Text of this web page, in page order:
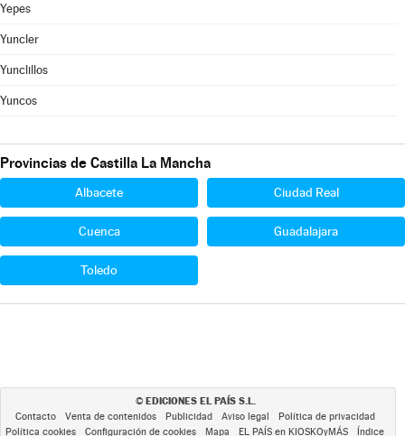
Yepes
Yuncler
Yunclillos
Yuncos
Provincias de Castilla La Mancha
Albacete Ciudad Real
Cuenca Guadalajara
Toledo
© EDICIONES EL PAÍS S.L.
Contacto Venta de contenidos Publicidad Aviso legal
Política de privacidad
Política cookies
Configuración de cookies Mapa EL PAÍS en KIOSKOyMÁS Índice